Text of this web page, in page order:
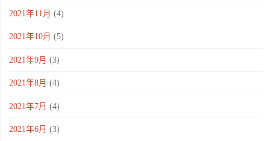
2021年11月 (4)
2021年10月 (5)
2021年9月 (3)
2021年8月 (4)
2021年7月 (4)
2021年6月 (3)